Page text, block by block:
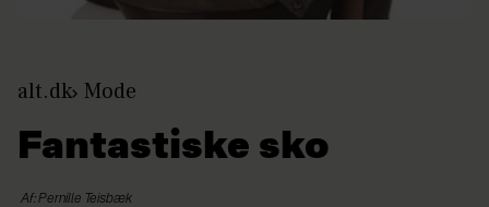
alt.dk Mode
Fantastiske sko
Af: Pernille Teisbæk